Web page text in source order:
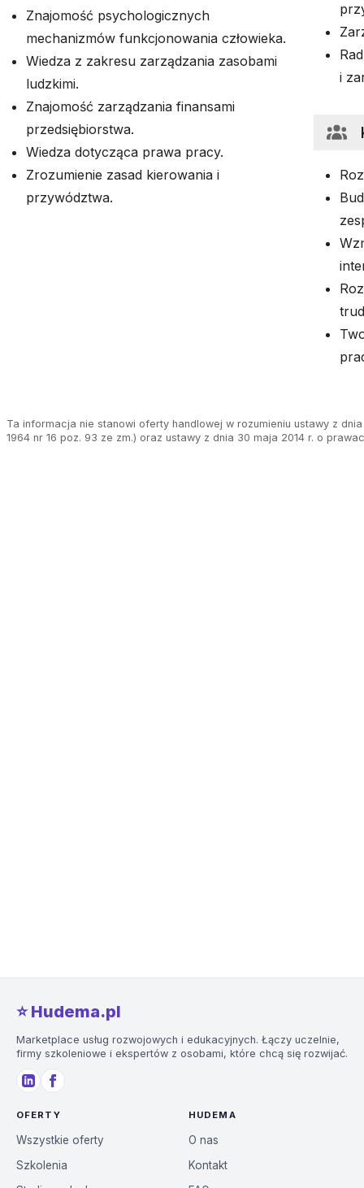
Znajomość psychologicznych
mechanizmów funkcjonowania człowieka.
Wiedza z zakresu zarządzania zasobami
ludzkimi.
Znajomość zarządzania finansami
przedsiębiorstwa.
Wiedza dotycząca prawa pracy.
Zrozumienie zasad kierowania i
przywództwa.
i
Ta informacja nie stanowi oferty handlowej w rozumieniu ustawy z
1964 nr 16 poz. 93 ze zm.) oraz ustawy z dnia 30 maja 2014 r. o
⭐️ Hudema.pl
Marketplace usług rozwojowych i edukacyjnych. Łączy uczelnie,
firmy szkoleniowe i ekspertów z osobami, które chcą się rozwijać.
OFERTY
Wszystkie oferty
Szkolenia
HUDEMA
O nas
Kontakt